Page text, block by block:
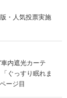
・人気投票実施
内遮光カーテ
ぐっすり眠れま
ージ目